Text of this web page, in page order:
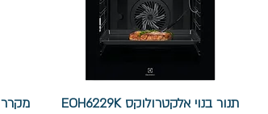
תנור בנוי אלקטרולוקס EOH6229K